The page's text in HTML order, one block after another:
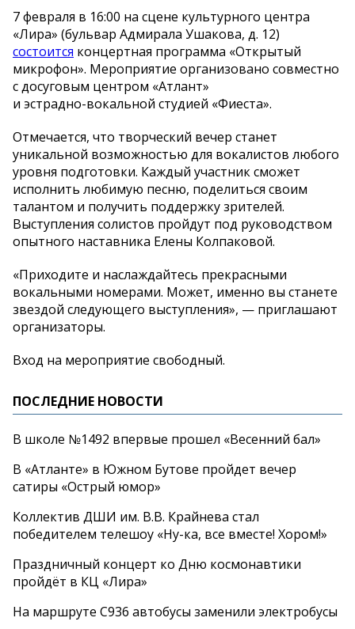
7 февраля в 16:00 на сцене культурного центра
«Лира» (бульвар Адмирала Ушакова, д. 12)
состоится концертная программа «Открытый
микрофон». Мероприятие организовано совместно
сдосуговым центром «Атлант»
и эстрадно-вокальной студией «Фиеста».
Отмечается, что творческий вечер станет
уникальной возможностью для вокалистов любого
уровня подготовки. Каждый участник сможет
исполнить любимую песню, поделиться своим
талантом и получить поддержку зрителей.
Выступления солистов пройдут под руководством
опытного наставника Елены Колпаковой.
«Приходите и наслаждайтесь прекрасными
вокальными номерами. Может, именно вы станете
звездой следующего выступления», — приглашают
организаторы.
Вход на мероприятие свободный.
ПОСЛЕДНИЕ НОВОСТИ
В школе №1492 впервые прошел «Весенний бал»
В «Атланте» в Южном Бутове пройдет вечер
сатиры «Острый юмор»
Коллектив ДШИ им. В.В. Крайнева стал
победителем телешоу «Ну-ка, все вместе! Хором!»
Праздничный концерт ко Дню космонавтики
пройдёт в КЦ «Лира»
На маршруте С936 автобусы заменили электробусы